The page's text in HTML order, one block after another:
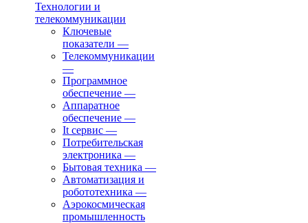
Технологии и
телекоммуникации
Ключевые
показатели —
Телекоммуникации
—
Программное
обеспечение —
Аппаратное
обеспечение —
It сервис —
Потребительская
электроника —
Бытовая техника —
Автоматизация и
робототехника —
Аэрокосмическая
промышленность